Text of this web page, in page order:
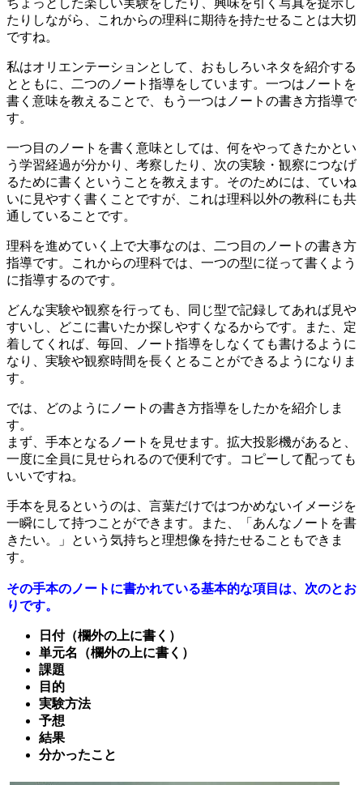
たりしながら、これからの理科に期待を持たせることは大切
ですね。
私はオリエンテーションとして、おもしろいネタを紹介する
とともに、二つのノート指導をしています。一つはノートを
書く意味を教えることで、もう一つはノートの書き方指導で
す。
一つ目のノートを書く意味としては、何をやってきたかとい
う学習経過が分かり、考察したり、次の実験・観察につなげ
るために書くということを教えます。そのためには、ていね
いに見やすく書くことですが、これは理科以外の教科にも共
通していることです。
理科を進めていく上で大事なのは、二つ目のノートの書き方
指導です。これからの理科では、一つの型に従って書くよう
に指導するのです。
どんな実験や観察を行っても、同じ型で記録してあれば見や
すいし、どこに書いたか探しやすくなるからです。また、定
着してくれば、毎回、ノート指導をしなくても書けるように
なり、実験や観察時間を長くとることができるようになりま
す。
では、どのようにノートの書き方指導をしたかを紹介しま
す。
まず、手本となるノートを見せます。拡大投影機があると、
一度に全員に見せられるので便利です。コピーして配っても
いいですね。
手本を見るというのは、言葉だけではつかめないイメージを
一瞬にして持つことができます。また、「あんなノートを書
きたい。」という気持ちと理想像を持たせることもできま
す。
その手本のノートに書かれている基本的な項目は、次のとお
りです。
日付（欄外の上に書く）
単元名（欄外の上に書く）
課題
目的
実験方法
予想
結果
分かったこと